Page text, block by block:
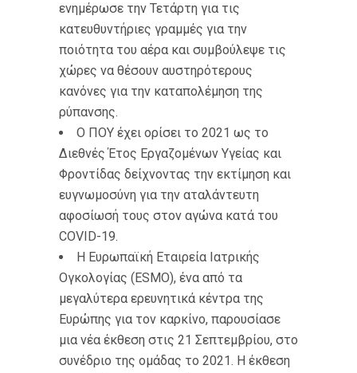
ενημέρωσε την Τετάρτη για τις
κατευθυντήριες γραμμές για την
ποιότητα του αέρα και συμβούλεψε τις
χώρες να θέσουν αυστηρότερους
κανόνες για την καταπολέμηση της
ρύπανσης.
Ο ΠΟΥ έχει ορίσει το 2021 ως το
Διεθνές Έτος Εργαζομένων Υγείας και
Φροντίδας δείχνοντας την εκτίμηση και
ευγνωμοσύνη για την αταλάντευτη
αφοσίωσή τους στον αγώνα κατά του
COVID-19.
Η Ευρωπαϊκή Εταιρεία Ιατρικής
Ογκολογίας (ESMO), ένα από τα
μεγαλύτερα ερευνητικά κέντρα της
Ευρώπης για τον καρκίνο, παρουσίασε
μια νέα έκθεση στις 21 Σεπτεμβρίου, στο
συνέδριο της ομάδας το 2021. Η έκθεση